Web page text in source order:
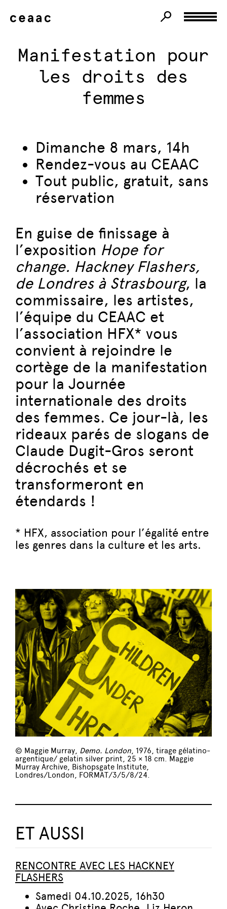
Manifestation pour
les droits des
femmes
Dimanche 8 mars, 14h
Rendez-vous au CEAAC
Tout public, gratuit, sans
réservation
En guise de finissage à
l’exposition Hope for
change. Hackney Flashers,
de Londres à Strasbourg, la
commissaire, les artistes,
l’équipe du CEAAC et
l’association HFX* vous
convient à rejoindre le
cortège de la manifestation
pour la Journée
internationale des droits
des femmes. Ce jour-là, les
rideaux parés de slogans de
Claude Dugit-Gros seront
décrochés et se
transformeront en
étendards !
* HFX, association pour l’égalité entre
les genres dans la culture et les arts.
© Maggie Murray, Demo. London, 1976, tirage gélatino-
argentique/ gelatin silver print, 25 × 18 cm. Maggie
Murray Archive, Bishopsgate Institute,
Londres/London, FORMAT/3/5/8/24.
ET AUSSI
RENCONTRE AVEC LES HACKNEY
FLASHERS
Samedi 04.10.2025, 16h30